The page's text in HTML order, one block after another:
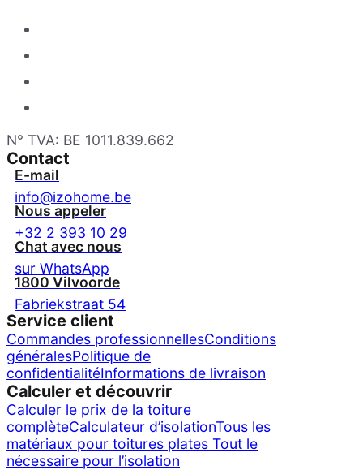
N° TVA: BE 1011.839.662
Contact
E-mail
info@izohome.be
Nous appeler
+32 2 393 10 29
Chat avec nous
sur WhatsApp
1800 Vilvoorde
Fabriekstraat 54
Service client
Commandes professionnellesConditions
généralesPolitique de
confidentialitéInformations de livraison
Calculer et découvrir
Calculer le prix de la toiture
complèteCalculateur d’isolationTous les
matériaux pour toitures plates Tout le
nécessaire pour l’isolation